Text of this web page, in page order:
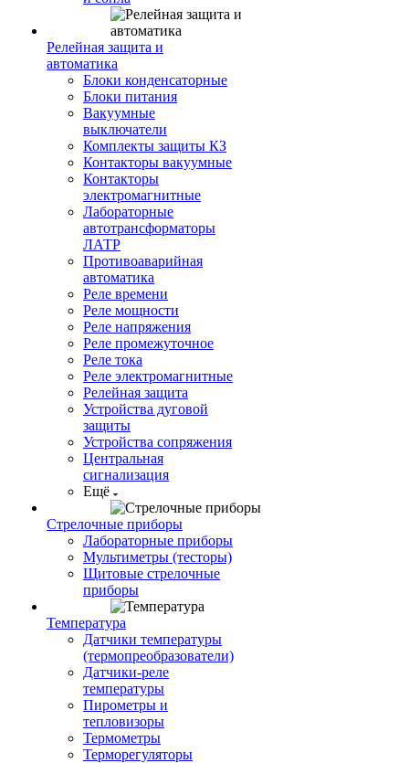
Релейная защита и
автоматика
Блоки конденсаторные
Блоки питания
Вакуумные
выключатели
Комплекты защиты КЗ
Контакторы вакуумные
Контакторы
электромагнитные
Лабораторные
автотрансформаторы
ЛАТР
Противоаварийная
автоматика
Реле времени
Реле мощности
Реле напряжения
Реле промежуточное
Реле тока
Реле электромагнитные
Релейная защита
Устройства дуговой
защиты
Устройства сопряжения
Центральная
сигнализация
Ещё
Стрелочные приборы
Лабораторные приборы
Мультиметры (тесторы)
Щитовые стрелочные
приборы
Температура
Датчики температуры
(термопреобразователи)
Датчики-реле
температуры
Пирометры и
тепловизоры
Термометры
Терморегуляторы